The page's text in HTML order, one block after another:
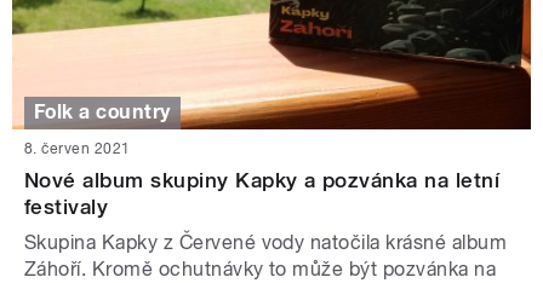
Folk a country
8. červen 2021
Nové album skupiny Kapky a pozvánka na letní
festivaly
Skupina Kapky z Červené vody natočila krásné album
Záhoří. Kromě ochutnávky to může být pozvánka na